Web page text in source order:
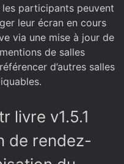
participants peuvent
leur écran en cours
via une mise à jour de
de salles
d’autres salles
livre v1.5.1
de rendez-